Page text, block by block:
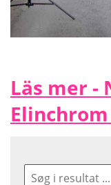
Läs mer -
Elinchrom